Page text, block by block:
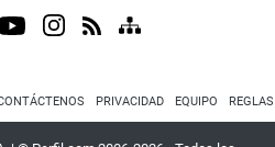
PRIVACIDAD EQUIPO